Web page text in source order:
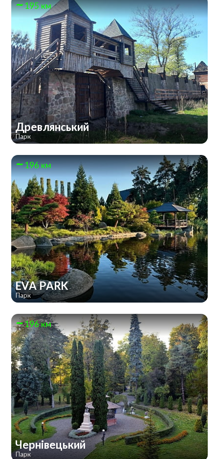
195 км
Древлянський
Парк
196 км
EVA PARK
Парк
196 км
Чернівецький
Парк